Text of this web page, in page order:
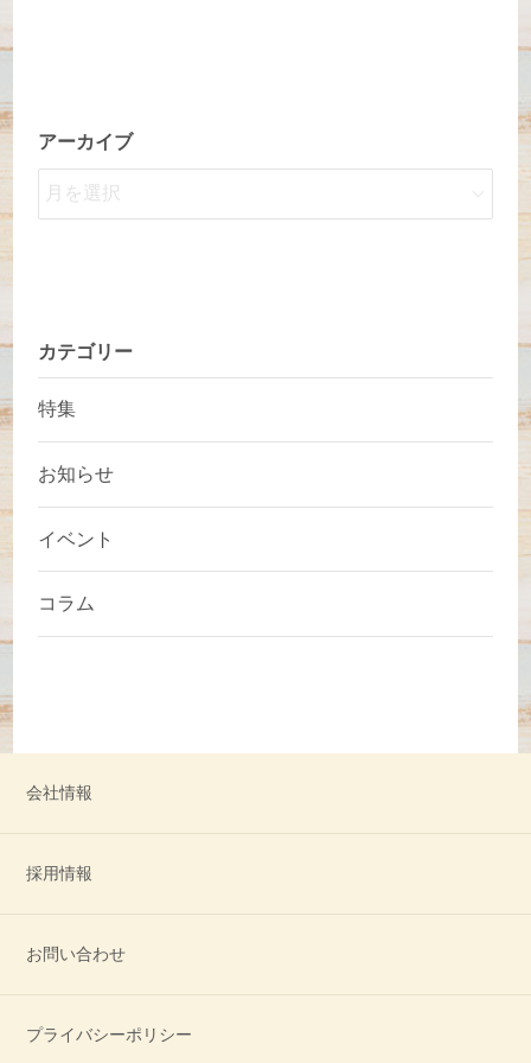
アーカイブ
カテゴリー
特集
お知らせ
イベント
コラム
会社情報
採用情報
お問い合わせ
プライバシーポリシー